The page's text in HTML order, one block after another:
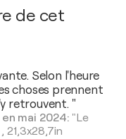
de cet
Selon l'heure
choses prennent
retrouvent. "
mai 2024: "Le
, 21,3x28,7in